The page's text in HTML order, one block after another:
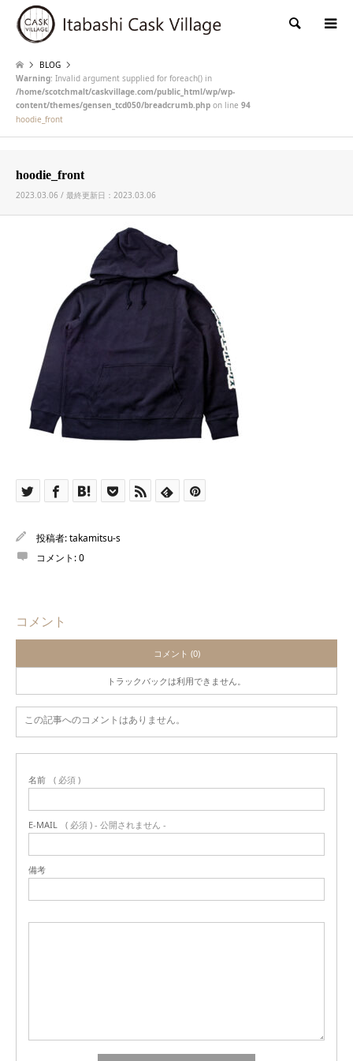
検索
BLOG
Warning: Invalid argument supplied for foreach() in
/home/scotchmalt/caskvillage.com/public_html/wp/wp-
content/themes/gensen_tcd050/breadcrumb.php on line 94
hoodie_front
hoodie_front
2023.03.06 / 最終更新日：2023.03.06
投稿者:takamitsu-s
コメント:0
コメント
コメント (0)
トラックバックは利用できません。
この記事へのコメントはありません。
名前 ( 必須 )
E-MAIL ( 必須 ) - 公開されません -
備考